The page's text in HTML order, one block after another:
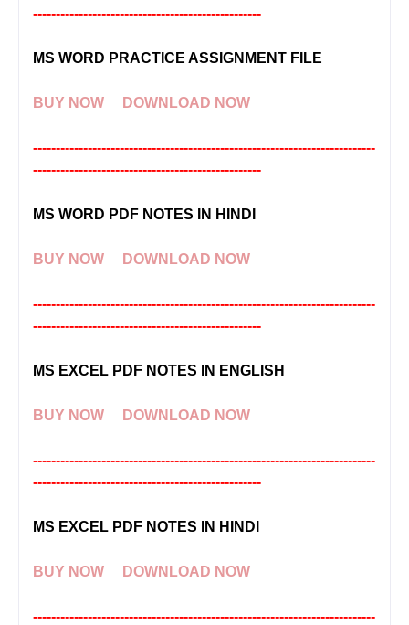
--------------------------------------------------
MS WORD PRACTICE ASSIGNMENT FILE
BUY NOW DOWNLOAD NOW
---------------------------------------------------------------------------
--------------------------------------------------
MS WORD PDF NOTES IN HINDI
BUY NOW DOWNLOAD NOW
---------------------------------------------------------------------------
--------------------------------------------------
MS EXCEL PDF NOTES IN ENGLISH
BUY NOW DOWNLOAD NOW
---------------------------------------------------------------------------
--------------------------------------------------
MS EXCEL PDF NOTES IN HINDI
BUY NOW DOWNLOAD NOW
---------------------------------------------------------------------------